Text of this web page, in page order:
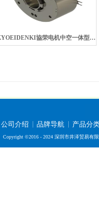
KYOEIDENKI協荣电机中空一体型滑环SRC120-02P
公司介绍 品牌导航 产品分
Copyright ©2016 - 2024 深圳市井泽贸易有